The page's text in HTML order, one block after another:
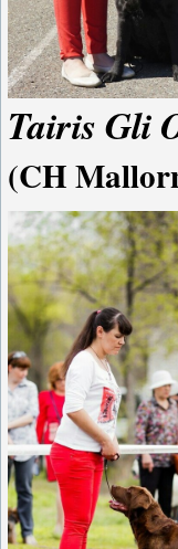
Tairis Gli
(CH